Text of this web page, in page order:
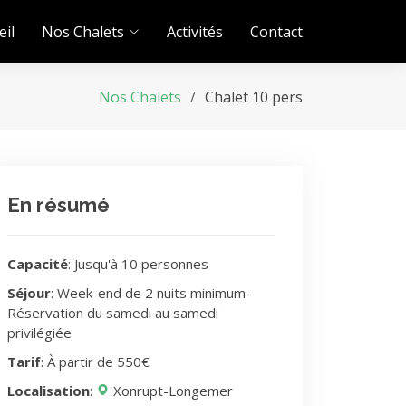
Nos Chalets Activités Contact
Nos Chalets Chalet 10 pers
En résumé
Capacité: Jusqu'à 10 personnes
Séjour: Week-end de 2 nuits minimum -
Réservation du samedi au samedi
privilégiée
Tarif: À partir de 550€
Localisation: Xonrupt-Longemer